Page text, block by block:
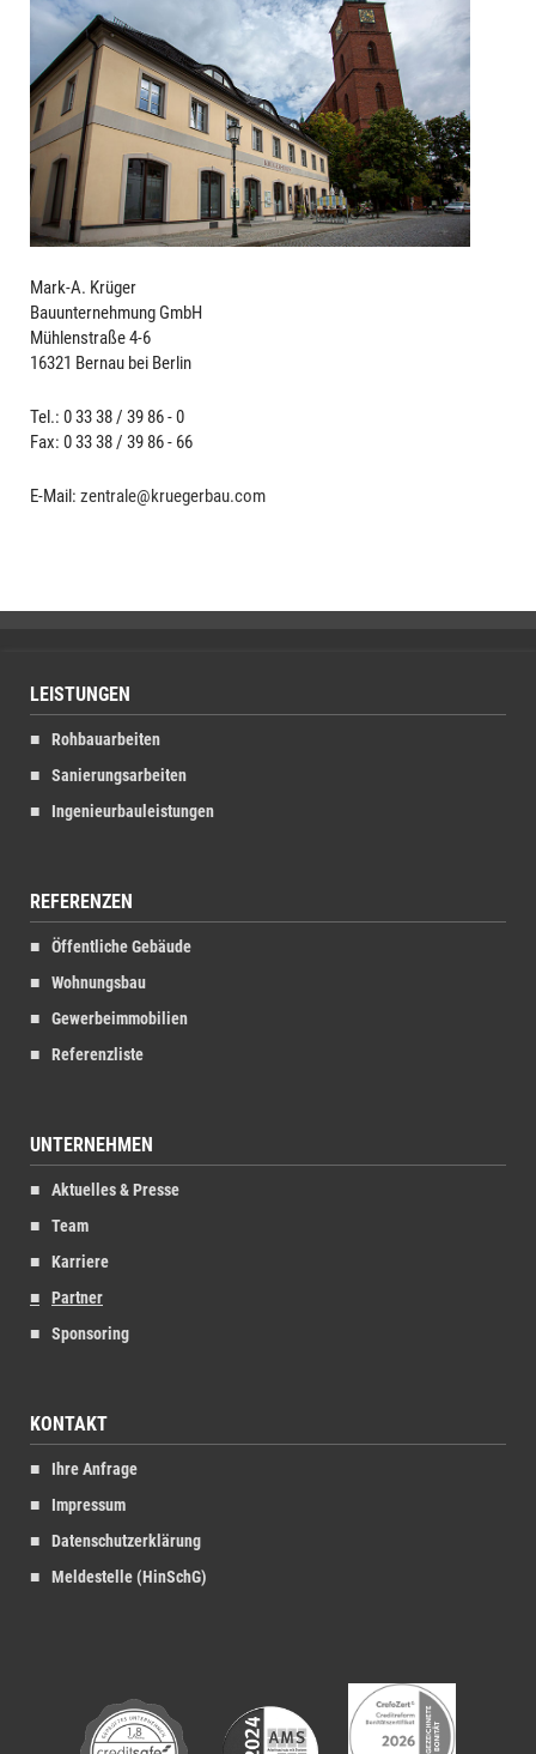
Mark-A. Krüger
Bauunternehmung GmbH
Mühlenstraße 4-6
16321 Bernau bei Berlin
Tel.: 0 33 38 / 39 86 - 0
Fax: 0 33 38 / 39 86 - 66
E-Mail: zentrale@kruegerbau.com
LEISTUNGEN
Rohbauarbeiten
Sanierungsarbeiten
Ingenieurbauleistungen
REFERENZEN
Öffentliche Gebäude
Wohnungsbau
Gewerbeimmobilien
Referenzliste
UNTERNEHMEN
Aktuelles & Presse
Team
Karriere
Partner
Sponsoring
KONTAKT
Ihre Anfrage
Impressum
Datenschutzerklärung
Meldestelle (HinSchG)